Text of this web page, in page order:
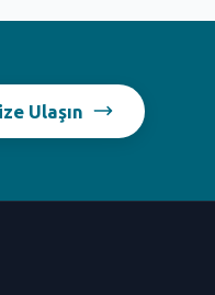
Ulaşın